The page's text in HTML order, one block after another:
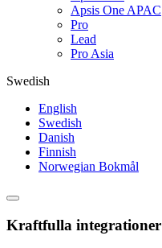
Apsis One APAC
Pro
Lead
Pro Asia
Swedish
English
Swedish
Danish
Finnish
Norwegian Bokmål
Kraftfulla integrationer